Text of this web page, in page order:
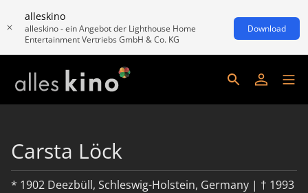
alleskino
alleskino - ein Angebot der Lighthouse Home
Entertainment Vertriebs GmbH & Co. KG
Download
Carsta Löck
* 1902 Deezbüll, Schleswig-Holstein, Germany | † 1993